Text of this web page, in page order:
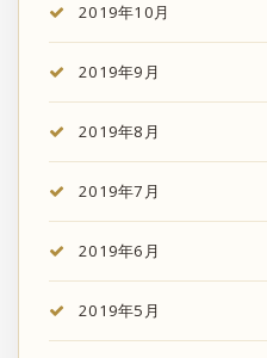
2019年10月
2019年9月
2019年8月
2019年7月
2019年6月
2019年5月